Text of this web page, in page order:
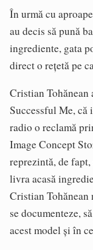
În urmă cu
au decis să pună
ingrediente, gata
direct o rețetă pe
Cristian
Successful Me, că
radio o reclamă
Image Concept
reprezintă, de
livra acasă
Cristian Tohănean
se documenteze,
acest model și în